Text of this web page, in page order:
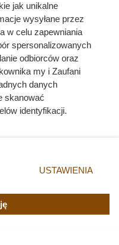
daje
rzadko
król
jak unikalne
wysyłane przez
w celu zapewniania
spersonalizowanych
odbiorców oraz
my i Zaufani
danych
skanować
identyfikacji.
ustawień prywatności
strony. Niektóre
się takiemu
zastosowania tylko
USTAWIENIA